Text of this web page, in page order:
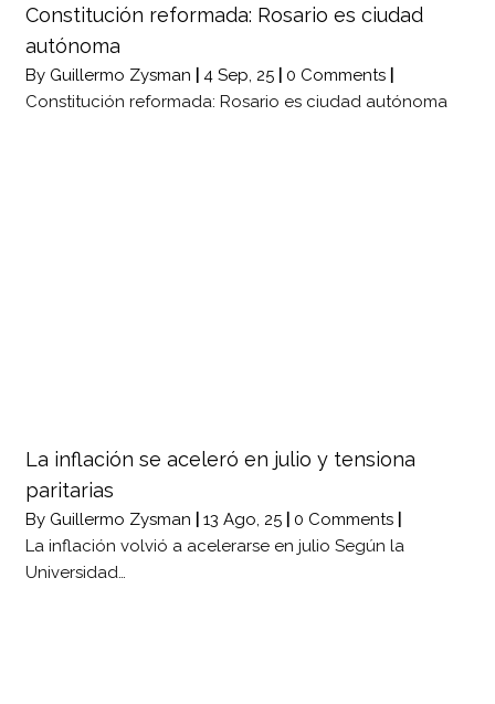
Constitución reformada: Rosario es ciudad
autónoma
By Guillermo Zysman 4 Sep, 25 0 Comments
Constitución reformada: Rosario es ciudad autónoma
La inflación se aceleró en julio y tensiona
paritarias
By Guillermo Zysman 13 Ago, 25 0 Comments
La inflación volvió a acelerarse en julio Según la
Universidad…